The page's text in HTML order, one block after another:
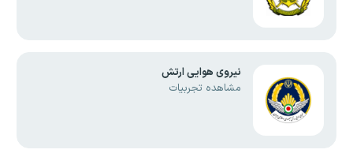
نیروی هوایی ارتش
مشاهده تجربیات